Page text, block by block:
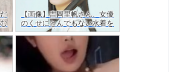
【画像】吉岡里帆さん、女優
のくせにとんでもない水着を
着てしまう